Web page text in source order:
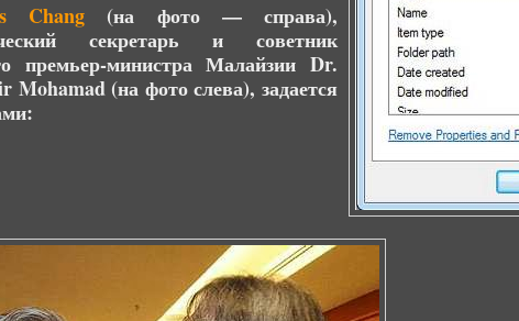
Chang (на фото — справа),
секретарь и советник
премьер-министра Малайзии Dr.
Mohamad (на фото слева), задается